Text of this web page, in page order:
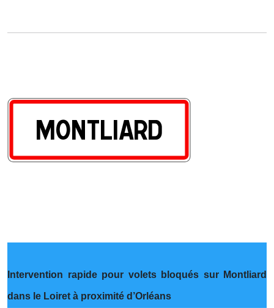
Intervention rapide pour volets bloqués sur Montliard
dans le Loiret à proximité d’Orléans